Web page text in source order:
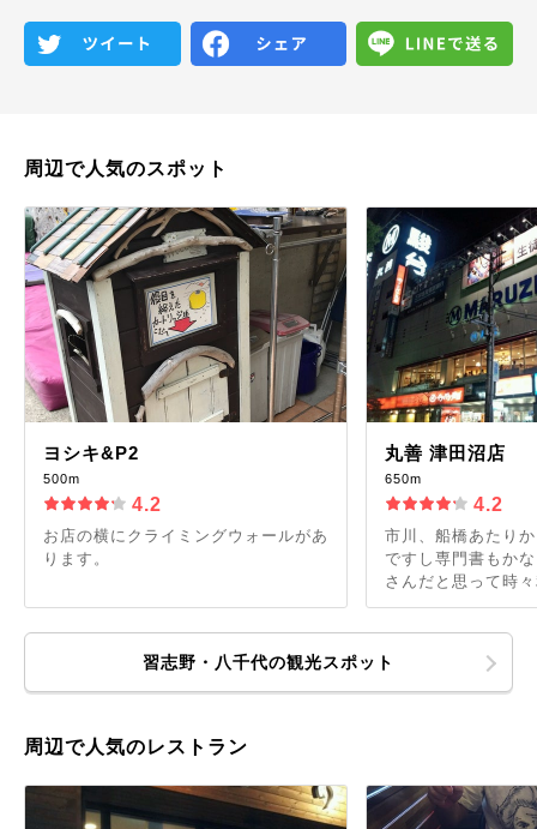
周辺で人気のスポット
ヨシキ&P2
500m
4.2
お店の横にクライミングウォールがあ
ります。
丸善 津田沼店
650m
4.2
市川、船橋あたり
ですし専門書もか
さんだと思って時
習志野・八千代の観光スポット
周辺で人気のレストラン